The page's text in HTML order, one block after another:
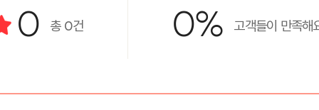
0 총 0건 0% 고객들이 만족해